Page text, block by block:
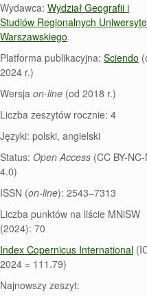
Wydawca:Wydział Geografii i
Studiów Regionalnych
Warszawskiego.
Platforma publikacyjna:Sciendo
2024 r.)
Wersjaon-line (od 2018 r.)
Liczba zeszytów rocznie: 4
Języki: polski, angielski
Status:Open Access (CC BY-
4.0)
ISSN (on-line): 2543–7313
Liczba punktów na liście MNiSW
(2024): 70
Index Copernicus International
2024 = 111.79)
Najnowszy zeszyt: